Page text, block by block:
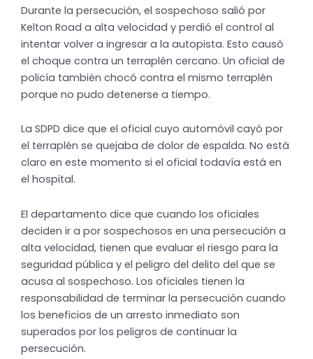
Durante la persecución, el sospechoso salió por
Kelton Road a alta velocidad y perdió el control al
intentar volver a ingresar a la autopista. Esto causó
el choque contra un terraplén cercano. Un oficial de
policía también chocó contra el mismo terraplén
porque no pudo detenerse a tiempo.
La SDPD dice que el oficial cuyo automóvil cayó por
el terraplén se quejaba de dolor de espalda. No está
claro en este momento si el oficial todavía está en
el hospital.
El departamento dice que cuando los oficiales
deciden ir a por sospechosos en una persecución a
alta velocidad, tienen que evaluar el riesgo para la
seguridad pública y el peligro del delito del que se
acusa al sospechoso. Los oficiales tienen la
responsabilidad de terminar la persecución cuando
los beneficios de un arresto inmediato son
superados por los peligros de continuar la
persecución.